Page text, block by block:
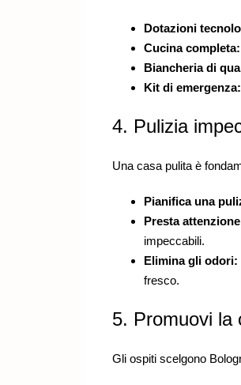
Dotazioni
Cucina completa:
Biancheria di
Kit di emergenza:
4. Pulizia
Una casa pulita è
Pianifica una
Presta
impeccabili.
Elimina gli odori:
fresco.
5. Promuovi la
Gli ospiti scelgono